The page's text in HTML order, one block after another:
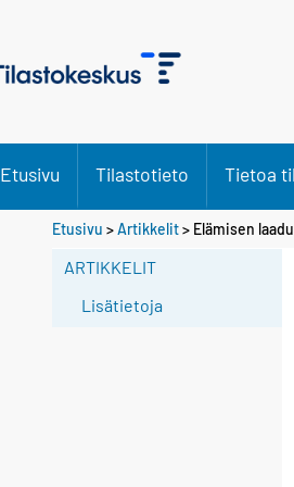
Etusivu Tilastotieto Tietoa
Etusivu >Artikkelit> Elämisen
ARTIKKELIT
Lisätietoja
S